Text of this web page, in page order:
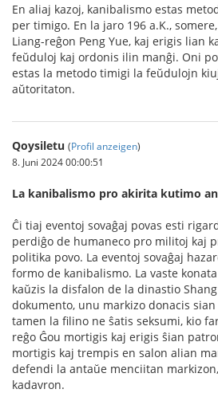
En aliaj kazoj, kanibalismo estas
per timigo. En la jaro 196 a.K.,
Liang-reĝon Peng Yue, kaj erigis lian
feŭduloj kaj ordonis ilin manĝi. Oni
estas la metodo timigi la feŭdulojn
aŭtoritaton.
Qoysiletu (Profil anzeigen)
8. Juni 2024 00:00:51
La kanibalismo pro akirita kutimo
Ĉi tiaj eventoj sovaĝaj povas esti
perdiĝo de humaneco pro militoj kaj
politika povo. La eventoj sovaĝaj
formo de kanibalismo. La vaste
kaŭzis la disfalon de la dinastio
dokumento, unu markizo donacis
tamen la filino ne ŝatis seksumi, kio
reĝo Ĝou mortigis kaj erigis ŝian
mortigis kaj trempis en salon alian
defendi la antaŭe menciitan
kadavron.